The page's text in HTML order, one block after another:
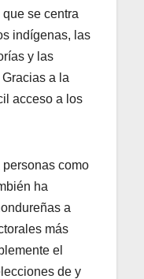
se centra
indígenas, las
y las
a la
acceso a los
como
ha
a
más
el
de y